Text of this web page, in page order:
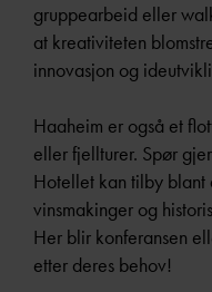
gruppearbeid eller
at kreativiteten
innovasjon og
Haaheim er også et
eller fjellturer. Spør
Hotellet kan tilby blant
vinsmakinger og
Her blir konferansen
etter deres behov!